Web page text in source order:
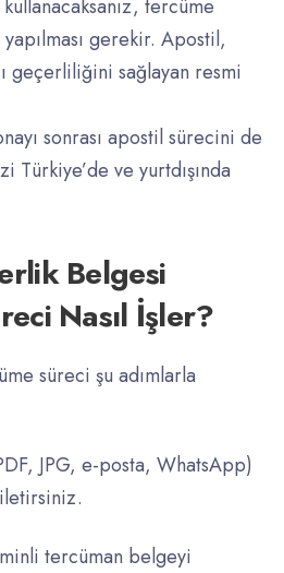
tercüme
gerekir. Apostil,
geçerliliğini sağlayan resmi
sonrası apostil sürecini de
ve yurtdışında
Belgesi
Nasıl İşler?
süreci şu adımlarla
JPG, e-posta, WhatsApp)
tercüman belgeyi